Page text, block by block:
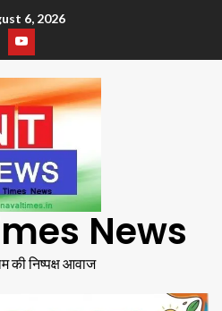
6, 2026
News
की निष्पक्ष आवाज